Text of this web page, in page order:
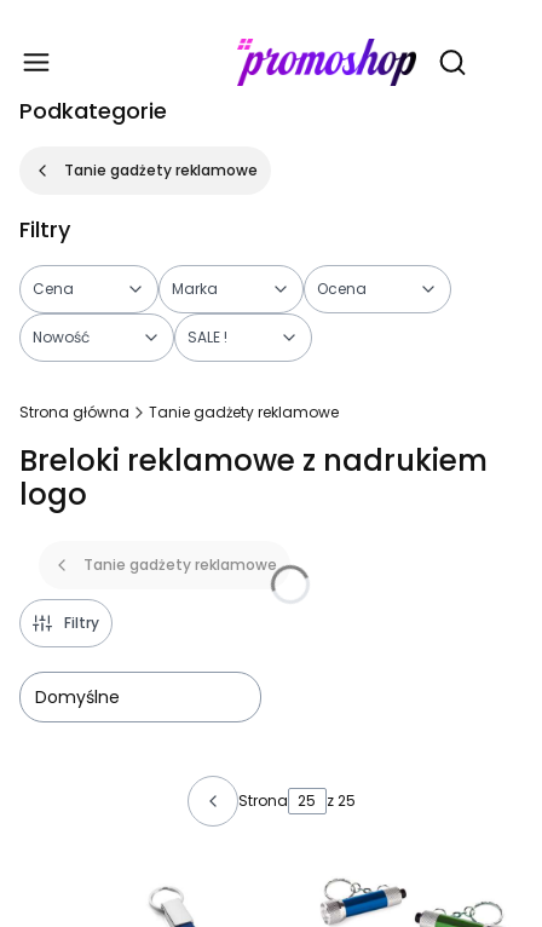
Otwórz
Podkategorie
Tanie gadżety reklamowe
Filtry
Cena Marka Ocena
Nowość SALE !
Strona główna Tanie gadżety reklamowe
Breloki reklamowe z nadrukiem
logo
Tanie gadżety reklamowe
Filtry
Domyślne
Strona z 25